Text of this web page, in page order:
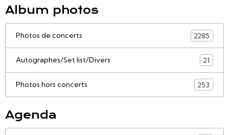
Album photos
Photos de concerts 2285
Autographes/Set list/Divers 21
Photos hors concerts 253
Agenda